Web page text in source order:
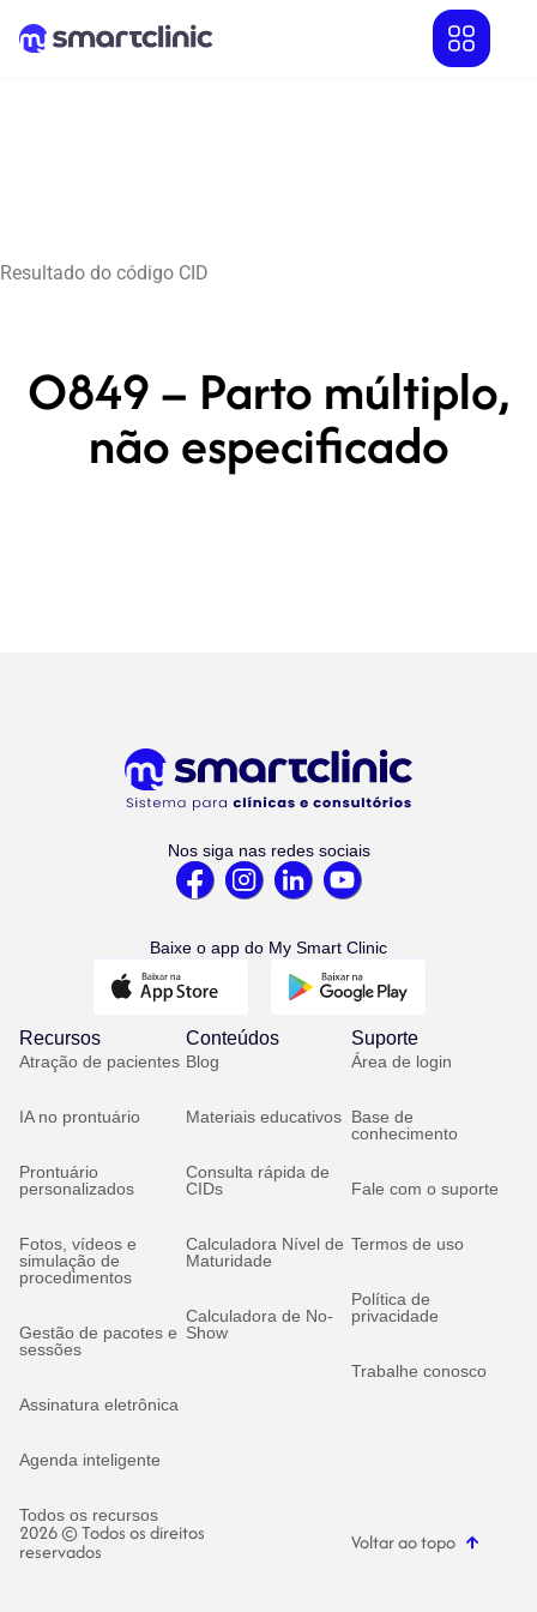
Resultado do código CID
O849 – Parto múltiplo,
não especificado
Nos siga nas redes sociais
Baixe o app do My Smart Clinic
Recursos
Atração de pacientes
IA no prontuário
Prontuário
personalizados
Fotos, vídeos e
simulação de
procedimentos
Gestão de pacotes e
sessões
Assinatura eletrônica
Agenda inteligente
Todos os recursos
Conteúdos
Blog
Materiais educativos
Consulta rápida de
CIDs
Calculadora Nível de
Maturidade
Calculadora de No-
Show
Suporte
Área de login
Base de
conhecimento
Fale com o suporte
Termos de uso
Política de
privacidade
Trabalhe conosco
2026 © Todos os direitos
reservados Voltar ao topo